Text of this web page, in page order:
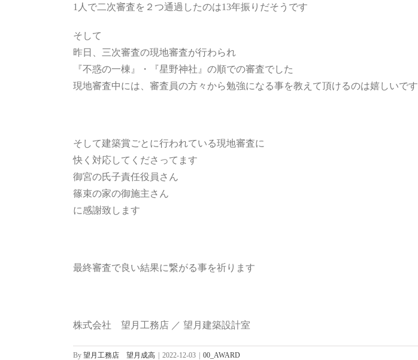
1人で二次審査を２つ通過したのは13年振りだそうです
そして
昨日、三次審査の現地審査が行わられ
『不惑の一棟』・『星野神社』の順での審査でした
現地審査中には、審査員の方々から勉強になる事を教えて頂けるのは嬉しいです
そして建築賞ごとに行われている現地審査に
快く対応してくださってます
御宮の氏子責任役員さん
篠束の家の御施主さん
に感謝致します
最終審査で良い結果に繋がる事を祈ります
株式会社 望月工務店 ／ 望月建築設計室
By 望月工務店 望月成高 | 2022-12-03 | 00_AWARD